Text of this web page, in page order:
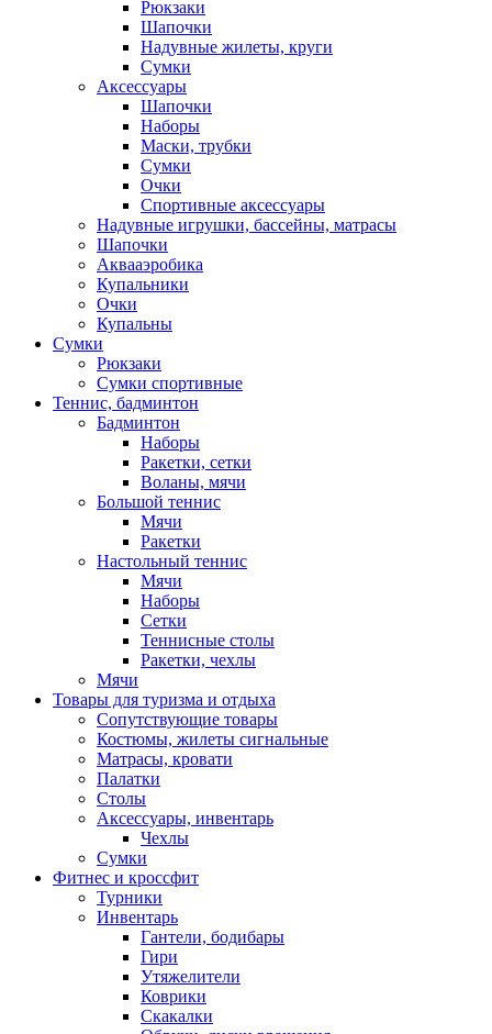
Рюкзаки
Шапочки
Надувные жилеты, круги
Сумки
Аксессуары
Шапочки
Наборы
Маски, трубки
Сумки
Очки
Спортивные аксессуары
Надувные игрушки, бассейны, матрасы
Шапочки
Аквааэробика
Купальники
Очки
Купальны
Сумки
Рюкзаки
Сумки спортивные
Теннис, бадминтон
Бадминтон
Наборы
Ракетки, сетки
Воланы, мячи
Большой теннис
Мячи
Ракетки
Настольный теннис
Мячи
Наборы
Сетки
Теннисные столы
Ракетки, чехлы
Мячи
Товары для туризма и отдыха
Сопутствующие товары
Костюмы, жилеты сигнальные
Матрасы, кровати
Палатки
Столы
Аксессуары, инвентарь
Чехлы
Сумки
Фитнес и кроссфит
Турники
Инвентарь
Гантели, бодибары
Гири
Утяжелители
Коврики
Скакалки